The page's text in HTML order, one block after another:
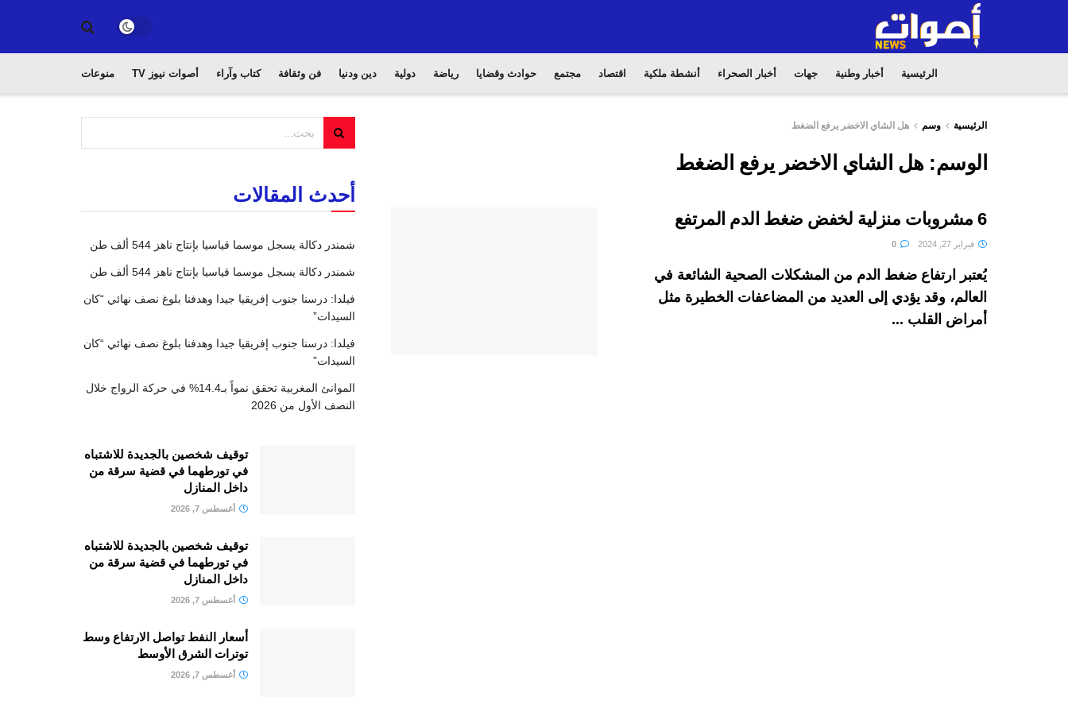
الرئيسية أخبار وطنية جهات أخبار الصحراء أنشطة ملكية اقتصاد مجتمع حوادث وقضايا رياضة دولية دين ودنيا فن وثقافة كتاب وآراء أصوات نيوز TV منوعات
الرئيسية وسم هل الشاي الاخضر يرفع الضغط
الوسم:هل الشاي الاخضر يرفع الضغط
6 مشروبات منزلية لخفض ضغط الدم المرتفع
فبراير 27, 2024
يُعتبر ارتفاع ضغط الدم من المشكلات الصحية الشائعة في
العالم، وقد يؤدي إلى العديد من المضاعفات الخطيرة مثل
أمراض القلب ...
أحدث المقالات
شمندر دكالة يسجل موسما قياسيا بإنتاج ناهز 544 ألف طن
شمندر دكالة يسجل موسما قياسيا بإنتاج ناهز 544 ألف طن
فيلدا: درسنا جنوب إفريقيا جيدا وهدفنا بلوغ نصف نهائي “كان
السيدات”
فيلدا: درسنا جنوب إفريقيا جيدا وهدفنا بلوغ نصف نهائي “كان
السيدات”
الموانئ المغربية تحقق نمواً بـ14.4% في حركة الرواج خلال
النصف الأول من 2026
توقيف شخصين بالجديدة للاشتباه
في تورطهما في قضية سرقة من
داخل المنازل
أغسطس 7, 2026
توقيف شخصين بالجديدة للاشتباه
في تورطهما في قضية سرقة من
داخل المنازل
أغسطس 7, 2026
أسعار النفط تواصل الارتفاع وسط
توترات الشرق الأوسط
أغسطس 7, 2026